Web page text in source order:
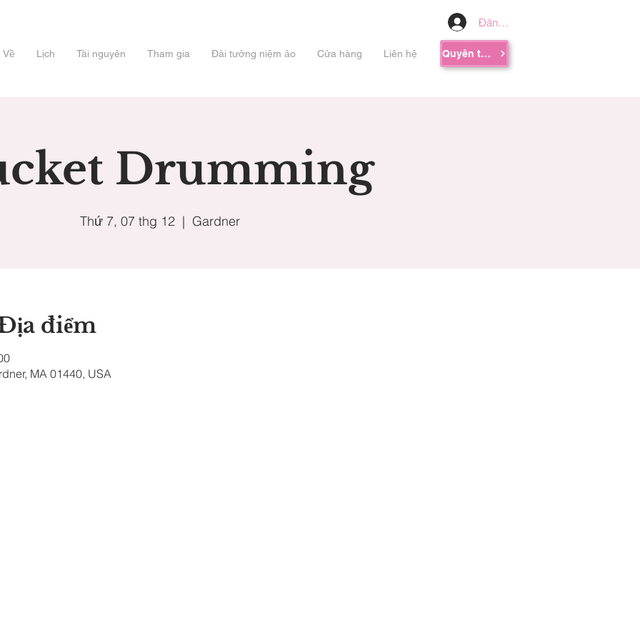
Đăng nhập
Về Lịch Tài nguyên Tham gia Đài tưởng niệm ảo Cửa hàng Liên hệ Quyên tặng
Drumming
Thứ 7, 07 thg 12
  |
Gardner
điểm
MA 01440, USA